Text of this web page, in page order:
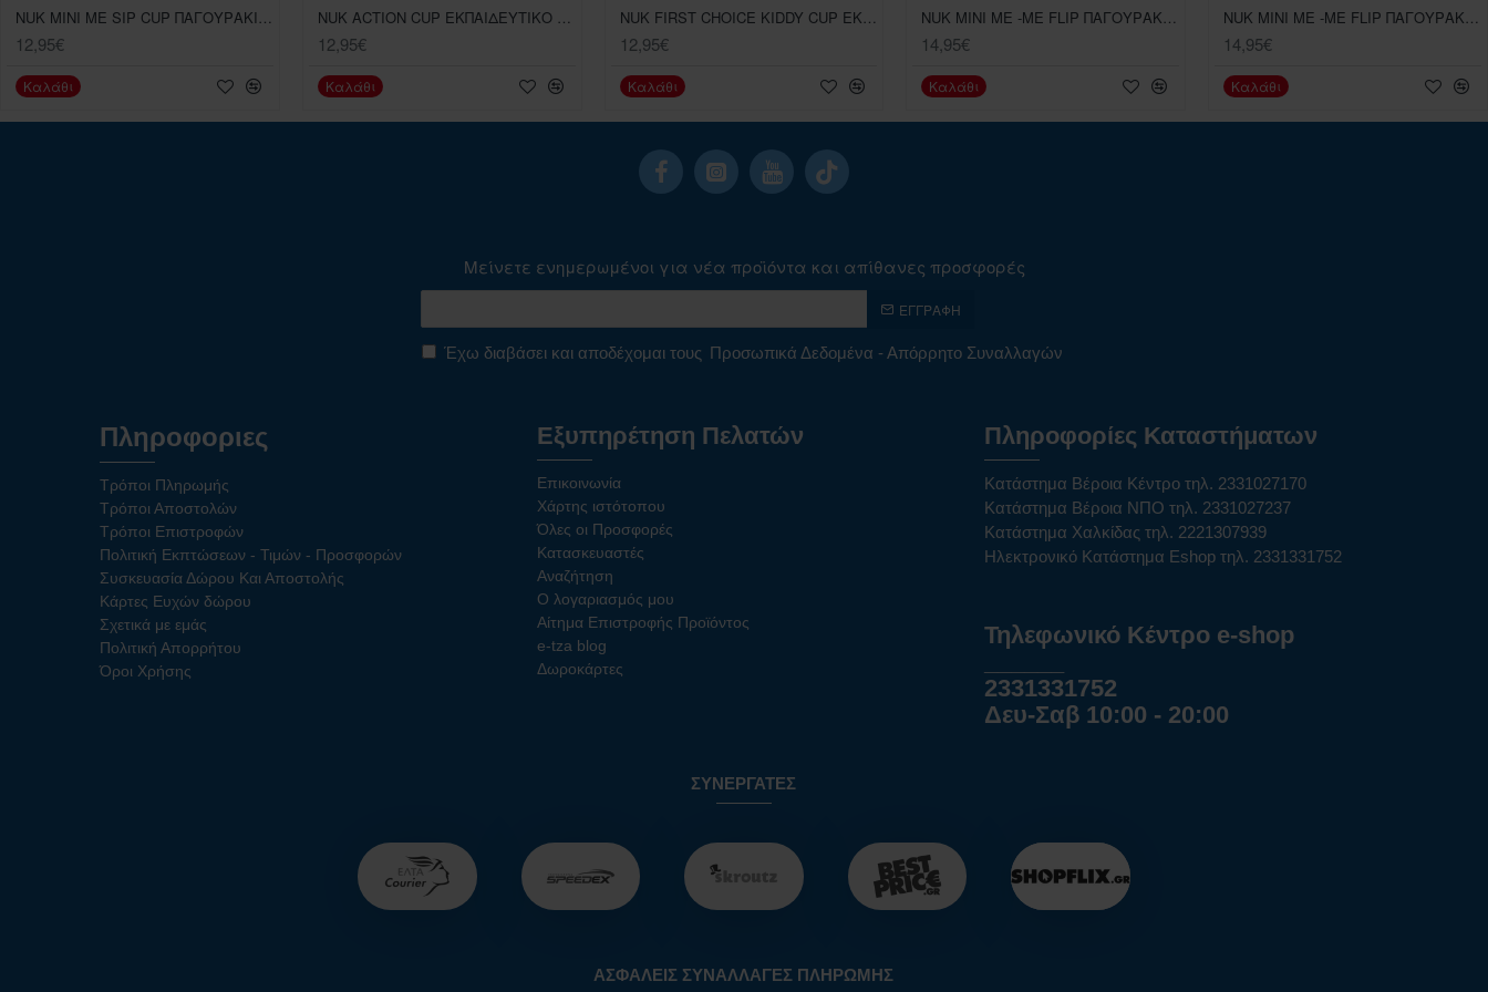
12,95€
Καλάθι
12,95€
Καλάθι
12,95€
Καλάθι
14,95€
Καλάθι
14,95€
Καλάθι
Μείνετε ενημερωμένοι για νέα προϊόντα και απίθανες προσφορές
ΕΓΓΡΑΦΉ
Έχω διαβάσει και αποδέχομαι τους Προσωπικά Δεδομένα - Απόρρητο Συναλλαγών
Πληροφοριες
Τρόποι Πληρωμής
Τρόποι Αποστολών
Τρόποι Επιστροφών
Πολιτική Εκπτώσεων - Τιμών - Προσφορών
Συσκευασία Δώρου Και Αποστολής
Κάρτες Ευχών δώρου
Σχετικά με εμάς
Πολιτική Απορρήτου
Όροι Χρήσης
Εξυπηρέτηση Πελατών
Επικοινωνία
Χάρτης ιστότοπου
Όλες οι Προσφορές
Κατασκευαστές
Αναζήτηση
Ο λογαριασμός μου
Αίτημα Επιστροφής Προϊόντος
e-tza blog
Δωροκάρτες
Πληροφορίες Καταστήματων
Κατάστημα Βέροια Κέντρο τηλ. 2331027170
Κατάστημα Βέροια ΝΠΟ τηλ. 2331027237
Κατάστημα Χαλκίδας τηλ. 2221307939
Ηλεκτρονικό Κατάστημα Eshop τηλ. 2331331752
Τηλεφωνικό Κέντρο e-shop
2331331752
Δευ-Σαβ 10:00 - 20:00
ΣΥΝΕΡΓΆΤΕΣ
ΑΣΦΑΛΕΊΣ ΣΥΝΑΛΛΑΓΈΣ ΠΛΗΡΩΜΉΣ